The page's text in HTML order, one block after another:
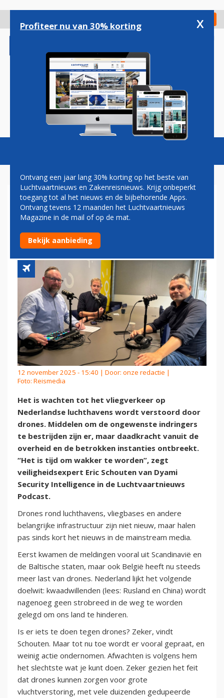
gaan
Check in
Magazine Podcasts Vacatures
LVN PODCAST: POLITIEK AAN
ZET OM LUCHTHAVENS TE
BESCHERMEN TEGEN DRONES
12 november 2025 - 15:40 | Door: onze redactie |
Foto: Reismedia
Het is wachten tot het vliegverkeer op
Nederlandse luchthavens wordt verstoord door
drones. Middelen om de ongewenste indringers
te bestrijden zijn er, maar daadkracht vanuit de
overheid en de betrokken instanties ontbreekt.
“Het is tijd om wakker te worden”, zegt
veiligheidsexpert Eric Schouten van Dyami
Security Intelligence in de Luchtvaartnieuws
Podcast.
Drones rond luchthavens, vliegbases en andere
belangrijke infrastructuur zijn niet nieuw, maar halen
pas sinds kort het nieuws in de mainstream media.
Eerst kwamen de meldingen vooral uit Scandinavië en
de Baltische staten, maar ook België heeft nu steeds
meer last van drones. Nederland lijkt het volgende
doelwit: kwaadwillenden (lees: Rusland en China) wordt
nagenoeg geen strobreed in de weg te worden
gelegd om ons land te hinderen.
Is er iets te doen tegen drones? Zeker, vindt
Schouten. Maar tot nu toe wordt er vooral gepraat, en
weinig actie ondernomen. Afwachten is volgens hem
het slechtste wat je kunt doen. Zeker gezien het feit
dat drones kunnen zorgen voor grote
vluchtverstoring, met vele duizenden gedupeerde
Profiteer nu van 30% korting x
Ontvang een jaar lang 30% korting op het beste van
Luchtvaartnieuws en Zakenreisnieuws. Krijg onbeperkt
toegang tot al het nieuws en de bijbehorende Apps.
Ontvang tevens 12 maanden het Luchtvaartnieuws
Magazine in de mail of op de mat.
Bekijk aanbieding